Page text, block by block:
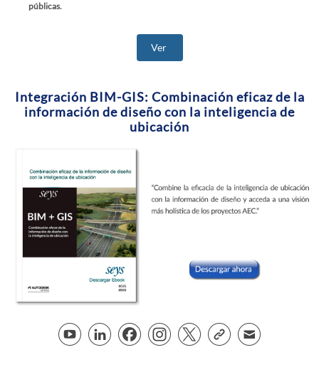
públicas.
Ver
Integración BIM-GIS: Combinación eficaz de la
información de diseño con la inteligencia de
ubicación